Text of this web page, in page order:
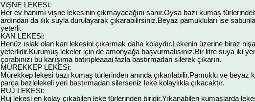
ViŞNE LEKESi:
Her ev hanımı vişne lekesinin çıkmayacağını sanır.Oysa bazı kumaş
ardından da ılık suyla durulayarak çıkarabilirsiniz.Beyaz pamukluları ise
yeterli.
KAN LEKESi:
Henüz ıslak olan kan lekesini çıkarmak daha kolaydır.Lekenin üzerine biraz
yeterlidir.Kurumuş lekeler için de amonyağa başvurmalısınız.Bir litre suya iki
çorabınızı bu karışıma batırıpleaaai fazla bastırmadan silerek çıkarın.
MÜREKKEP LEKESi:
Mürekkep lekesi bazı kumaş türlerinden anında çıkarılabilir.Pamuklu ve beyaz
parça bezlelekeli yeri bastırmadan silerseniz leke kolaylıkla çıkacaktır.
RUJ LEKESi:
Ruj lekesi en kolay çıkabilen leke türlerinden biridir.Yıkanabilen kumaşlarda